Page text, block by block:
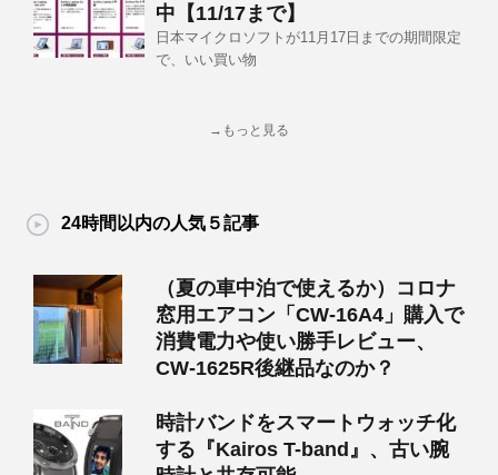
中【11/17まで】
日本マイクロソフトが11月17日までの期間限定
で、いい買い物
→もっと見る
24時間以内の人気５記事
（夏の車中泊で使えるか）コロナ
窓用エアコン「CW-16A4」購入で
消費電力や使い勝手レビュー、
CW-1625R後継品なのか？
時計バンドをスマートウォッチ化
する『Kairos T-band』、古い腕